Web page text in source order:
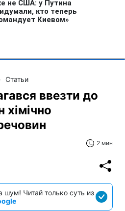
Статьи
ввезти до
хімічно
2 мин
шум! Читай только суть из